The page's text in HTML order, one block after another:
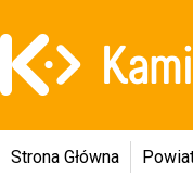
Strona Główna